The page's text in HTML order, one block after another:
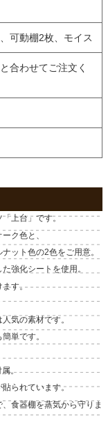
可動棚2枚、モイス
合わせてご注文く
「上台」です。
ク色と、
ット色の2色をご用意。
強化シートを使用。
ます。
気の素材です。
単です。
。
られています。
食器棚を蒸気から守りま